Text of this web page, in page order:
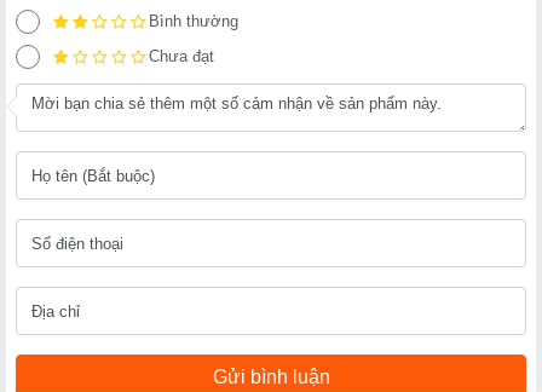
Bình thường
Chưa đạt